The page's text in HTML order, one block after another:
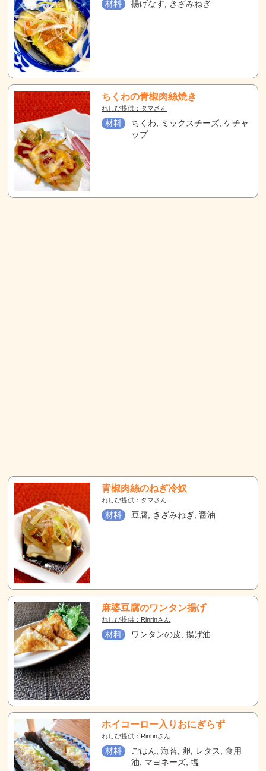
材料 揚げなす, きざみねぎ
ちくわの青椒肉絲焼き
れしぴ提供：タマさん
材料
ちくわ, ミックスチーズ, ケチャ
ップ
青椒肉絲のねぎ冷奴
れしぴ提供：タマさん
材料 豆腐, きざみねぎ, 醤油
麻婆豆腐のワンタン揚げ
れしぴ提供：Rinrinさん
材料 ワンタンの皮, 揚げ油
ホイコーロー入りおにぎらず
れしぴ提供：Rinrinさん
材料
ごはん, 海苔, 卵, レタス, 食用
油, マヨネーズ, 塩